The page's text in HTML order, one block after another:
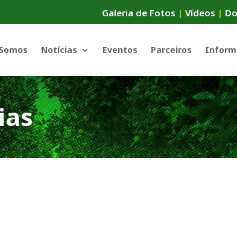
Galeria de Fotos | Vídeos |
Notícias Eventos Parceiros